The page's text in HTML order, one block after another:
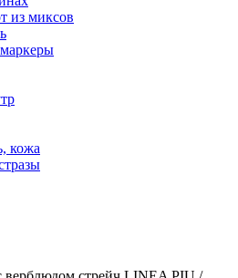
из миксов
кожа